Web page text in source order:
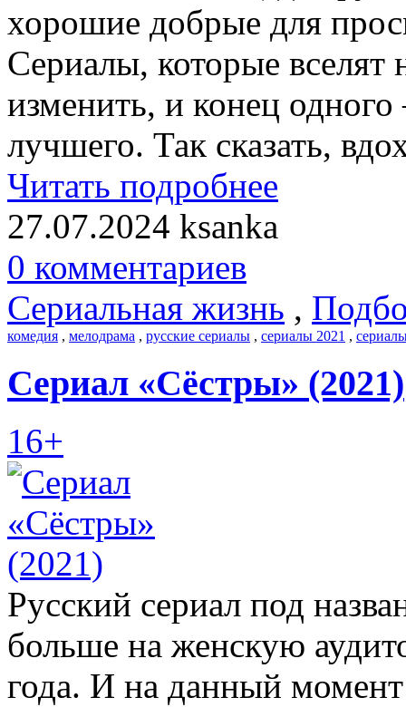
хорошие добрые для
Сериалы, которые
изменить, и конец одного
лучшего. Так сказать,
Читать подробнее
27.07.2024 ksanka
0 комментариев
Сериальная жизнь ,
комедия , мелодрама , русские сериалы , сериалы 2021 ,
Сериал «Сёстры» (2021)
16+
Русский сериал под
больше на женскую
года. И на данный